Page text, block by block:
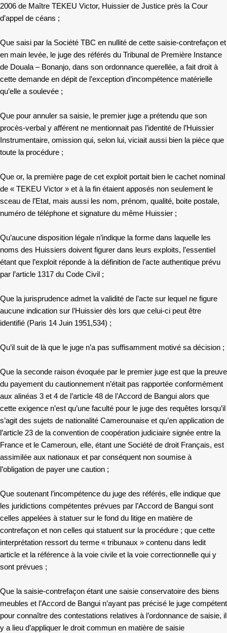
2006 de Maître TEKEU Victor, Huissier de Justice près la Cour
d’appel de céans ;
Que saisi par la Société TBC en nullité de cette saisie-contrefaçon et
en main levée, le juge des référés du Tribunal de Première Instance
de Douala – Bonanjo, dans son ordonnance querellée, a fait droit à
cette demande en dépit de l’exception d’incompétence matérielle
qu’elle a soulevée ;
Que pour annuler sa saisie, le premier juge a prétendu que son
procès-verbal y afférent ne mentionnait pas l’identité de l’Huissier
Instrumentaire, omission qui, selon lui, viciait aussi bien la pièce que
toute la procédure ;
Que or, la première page de cet exploit portait bien le cachet nominal
de « TEKEU Victor » et à la fin étaient apposés non seulement le
sceau de l’Etat, mais aussi les nom, prénom, qualité, boite postale,
numéro de téléphone et signature du même Huissier ;
Qu’aucune disposition légale n’indique la forme dans laquelle les
noms des Huissiers doivent figurer dans leurs exploits, l’essentiel
étant que l’exploit réponde à la définition de l’acte authentique prévu
par l’article 1317 du Code Civil ;
Que la jurisprudence admet la validité de l’acte sur lequel ne figure
aucune indication sur l’Huissier dès lors que celui-ci peut être
identifié (Paris 14 Juin 1951,534) ;
Qu’il suit de là que le juge n’a pas suffisamment motivé sa décision ;
Que la seconde raison évoquée par le premier juge est que la preuve
du payement du cautionnement n’était pas rapportée conformément
aux alinéas 3 et 4 de l’article 48 de l’Accord de Bangui alors que
cette exigence n’est qu’une faculté pour le juge des requêtes lorsqu’il
s’agit des sujets de nationalité Camerounaise et qu’en application de
l’article 23 de la convention de coopération judiciaire signée entre la
France et le Cameroun, elle, étant une Société de droit Français, est
assimilée aux nationaux et par conséquent non soumise à
l’obligation de payer une caution ;
Que soutenant l’incompétence du juge des référés, elle indique que
les juridictions compétentes prévues par l’Accord de Bangui sont
celles appelées à statuer sur le fond du litige en matière de
contrefaçon et non celles qui statuent sur la procédure ; que cette
interprétation ressort du terme « tribunaux » contenu dans ledit
article et la référence à la voie civile et la voie correctionnelle qui y
sont prévues ;
Que la saisie-contrefaçon étant une saisie conservatoire des biens
meubles et l’Accord de Bangui n’ayant pas précisé le juge compétent
pour connaître des contestations relatives à l’ordonnance de saisie, il
y a lieu d’appliquer le droit commun en matière de saisie